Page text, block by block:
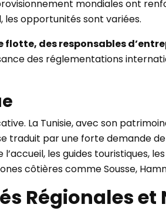
mondiales ont
opportunités sont variées.
des responsables
des réglementations
La Tunisie, avec son
traduit par une forte demande
les guides touristiques,
côtières comme Sousse,
Régionales et